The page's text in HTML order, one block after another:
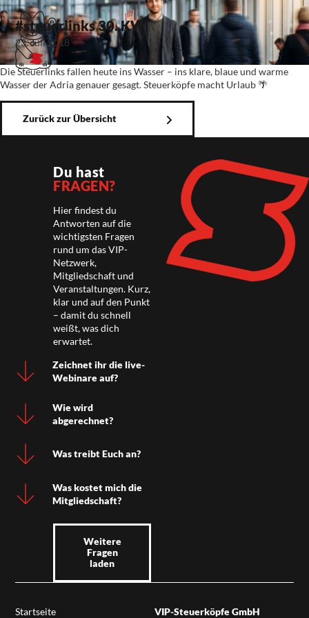
#steuerlinks 30. KW
23. Juli 2018
Die Steuerlinks fallen heute ins Wasser – ins klare, blaue und warme
Wasser der Adria genauer gesagt. Steuerköpfe macht Urlaub 🌴
Zurück zur Übersicht
Du hast
FRAGEN?
Hier findest du
Antworten auf die
wichtigsten Fragen
rund um das VIP-
Netzwerk,
Mitgliedschaft und
Veranstaltungen. Kurz,
klar und auf den Punkt
– damit du schnell
weißt, was dich
erwartet.
Zeichnet ihr die live-
Webinare auf?
Wie wird
abgerechnet?
Was treibt Euch an?
Was kostet mich die
Mitgliedschaft?
Weitere
Fragen
laden
Startseite VIP-Steuerköpfe GmbH